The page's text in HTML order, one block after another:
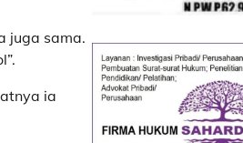
juga sama.
ia